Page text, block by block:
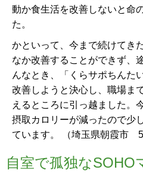
動か食生活を改善しないと命
た。
かといって、今まで続けてき
なか改善することができず、
んなとき、「くらサポちんた
改善しようと決心し、職場ま
えるところに引っ越ました。
摂取カロリーが減ったので少
ています。 （埼玉県朝霞市
自室で孤独なSOHO